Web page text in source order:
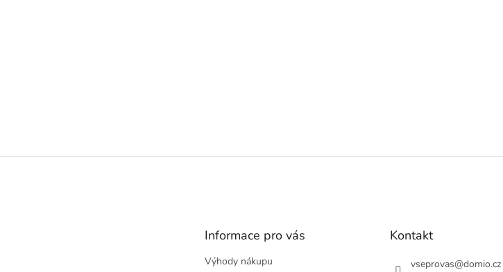
Z
Informace pro vás
Výhody nákupu
Kontakt
vseprovas@domio.cz